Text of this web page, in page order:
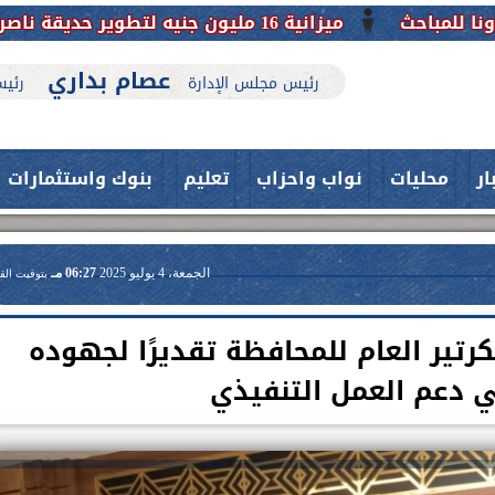
ميزانية 16 مليون جنيه لتطوير حديقة ناصر بأبوتيج.. نقلة حضارية تحافظ على تاريخها
رئيس مجلس الإدارة عصام بداري
محليات نواب واحزاب تعليم بنوك واستثمارات
الجمعة، 4 يوليو 2025 06:27 مـ بتوقيت
العام للمحافظة تقديرًا لجهوده
دعم العمل التنفيذي
العلاج الحر بمنفلوط بالتعاون مع هيئة
حدث بمستشفيات جامعة اسيوط....
فريق طبي بقسم الأنف والأذن